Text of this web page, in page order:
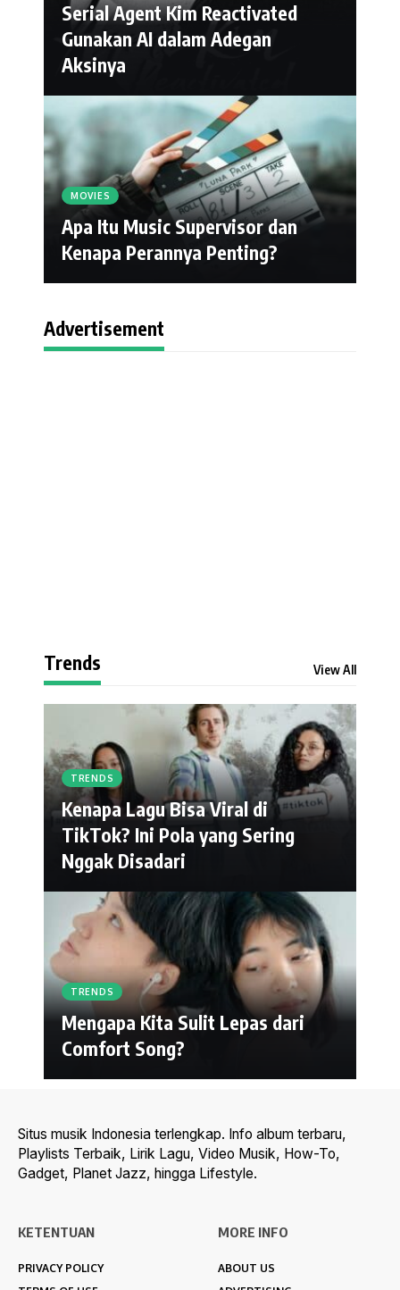
Serial Agent Kim Reactivated
Gunakan AI dalam Adegan
Aksinya
MOVIES
Apa Itu Music Supervisor dan
Kenapa Perannya Penting?
Advertisement
Trends View All
TRENDS
Kenapa Lagu Bisa Viral di
TikTok? Ini Pola yang Sering
Nggak Disadari
TRENDS
Mengapa Kita Sulit Lepas dari
Comfort Song?
Situs musik Indonesia terlengkap. Info album terbaru,
Playlists Terbaik, Lirik Lagu, Video Musik, How-To,
Gadget, Planet Jazz, hingga Lifestyle.
KETENTUAN
PRIVACY POLICY
MORE INFO
ABOUT US